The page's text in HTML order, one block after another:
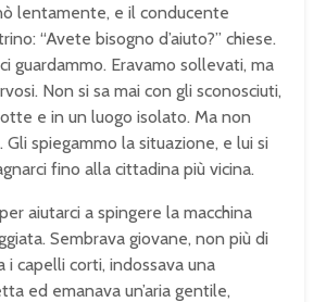
lentamente, e il conducente
“Avete bisogno d’aiuto?” chiese.
guardammo. Eravamo sollevati, ma
Non si sa mai con gli sconosciuti,
e in un luogo isolato. Ma non
spiegammo la situazione, e lui si
fino alla cittadina più vicina.
aiutarci a spingere la macchina
Sembrava giovane, non più di
i capelli corti, indossava una
ed emanava un’aria gentile,